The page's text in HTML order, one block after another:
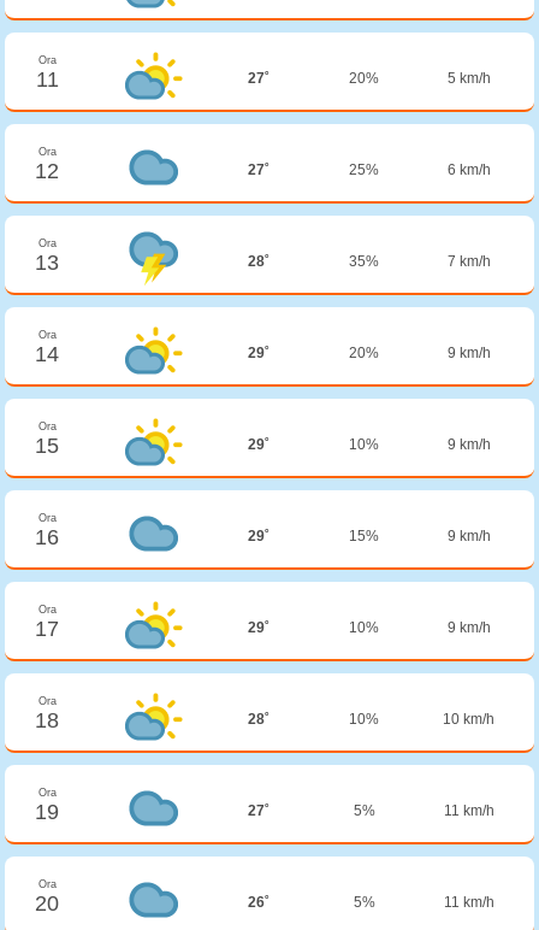
Ora
11 27˚ 20% 5 km/h
Ora
12 27˚ 25% 6 km/h
Ora
13 28˚ 35% 7 km/h
Ora
14 29˚ 20% 9 km/h
Ora
15 29˚ 10% 9 km/h
Ora
16 29˚ 15% 9 km/h
Ora
17 29˚ 10% 9 km/h
Ora
18 28˚ 10% 10 km/h
Ora
19 27˚ 5% 11 km/h
Ora
20 26˚ 5% 11 km/h